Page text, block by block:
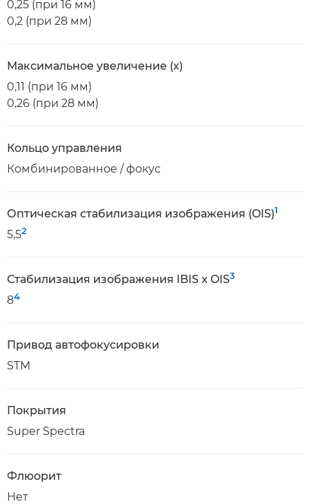
0,25 (при 16 мм)
0,2 (при 28 мм)
Максимальное увеличение (x)
0,11 (при 16 мм)
0,26 (при 28 мм)
Кольцо управления
Комбинированное / фокус
Оптическая стабилизация изображения (OIS)1
5,52
Стабилизация изображения IBIS x OIS3
84
Привод автофокусировки
STM
Покрытия
Super Spectra
Флюорит
Нет